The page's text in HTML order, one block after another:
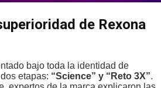
de Rexona
bajo toda la identidad de
etapas: “Science” y “Reto 3X”.